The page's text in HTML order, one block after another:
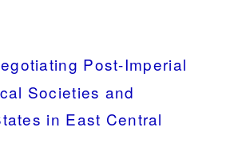
Post-Imperial
Societies and
in East Central